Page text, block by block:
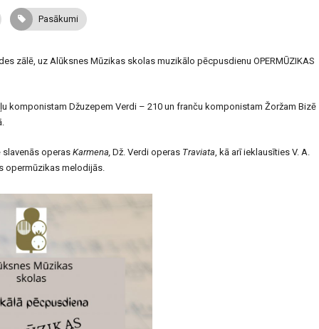
Pasākumi
zālē, uz Alūksnes Mūzikas skolas muzikālo pēcpusdienu OPERMŪZIKAS
komponistam Džuzepem Verdi – 210 un franču komponistam Žoržam Bizē
operas Karmena, Dž. Verdi operas Traviata, kā arī ieklausīties V. A.
opermūzikas melodijās.